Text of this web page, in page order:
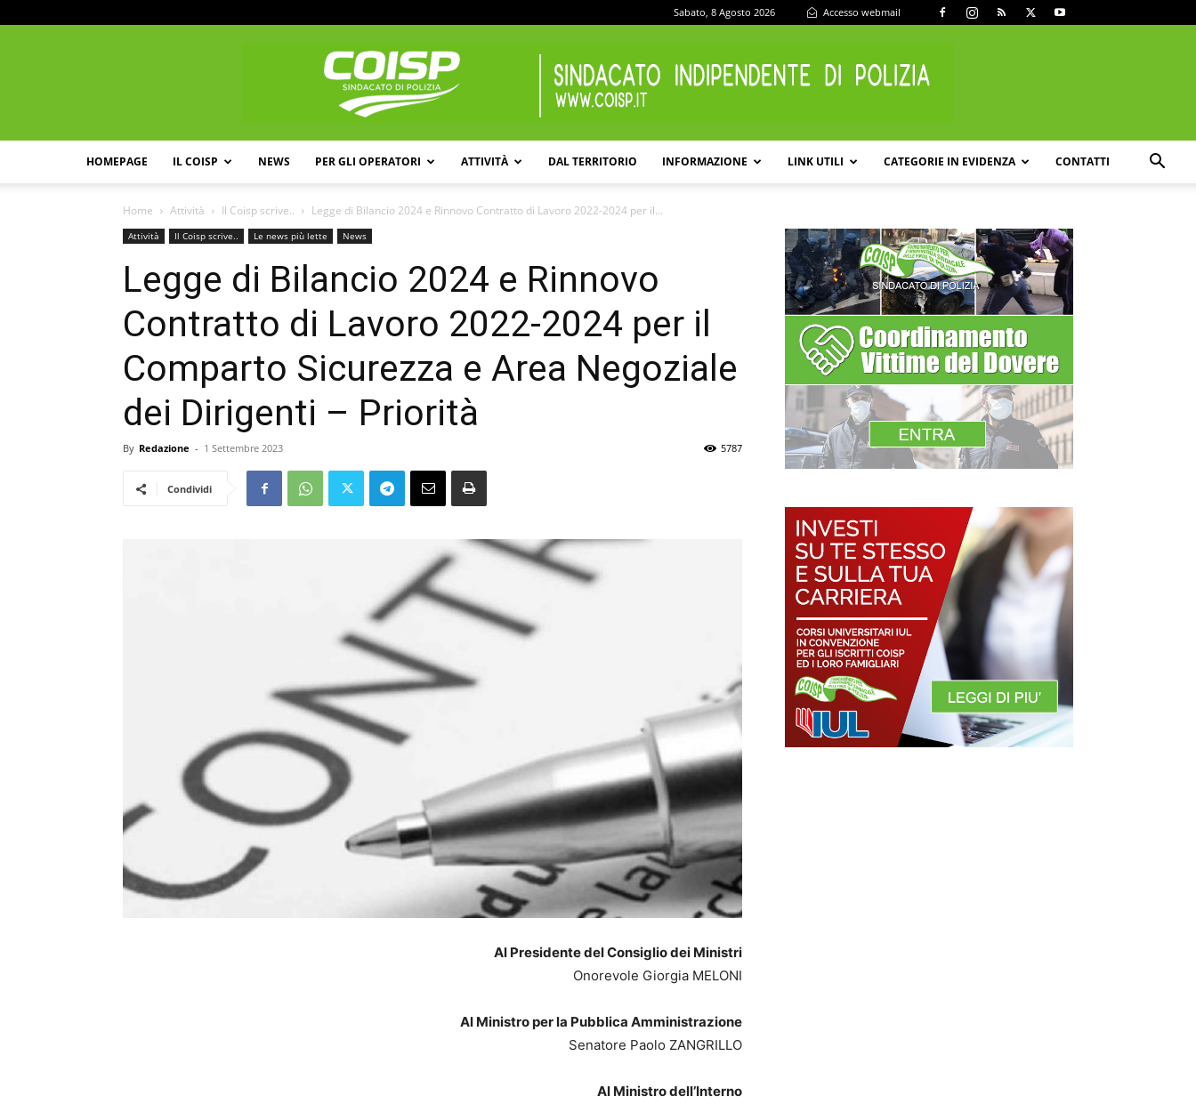
Sabato, 8 Agosto 2026 Accesso webmail
HOMEPAGE IL COISP NEWS PER GLI OPERATORI ATTIVITÀ DAL TERRITORIO INFORMAZIONE LINK UTILI CATEGORIE IN EVIDENZA CONTATTI
Home Attività Il Coisp scrive.. Legge di Bilancio 2024 e Rinnovo Contratto di Lavoro 2022-2024 per il...
Attività Il Coisp scrive.. Le news più lette News
Legge di Bilancio 2024 e Rinnovo
Contratto di Lavoro 2022-2024 per il
Comparto Sicurezza e Area Negoziale
dei Dirigenti – Priorità
By Redazione - 1 Settembre 2023 5787
Condividi
Al Presidente del Consiglio dei Ministri
Onorevole Giorgia MELONI
Al Ministro per la Pubblica Amministrazione
Senatore Paolo ZANGRILLO
Al Ministro dell’Interno